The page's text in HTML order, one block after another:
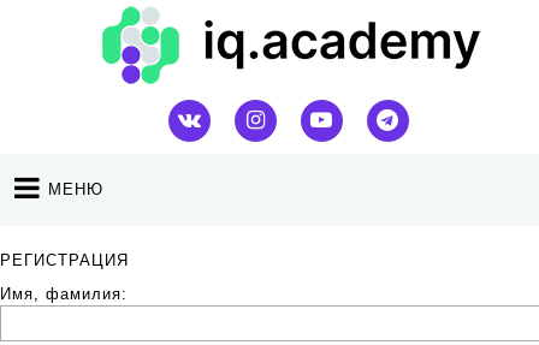
МЕНЮ
РЕГИСТРАЦИЯ
Имя, фамилия: